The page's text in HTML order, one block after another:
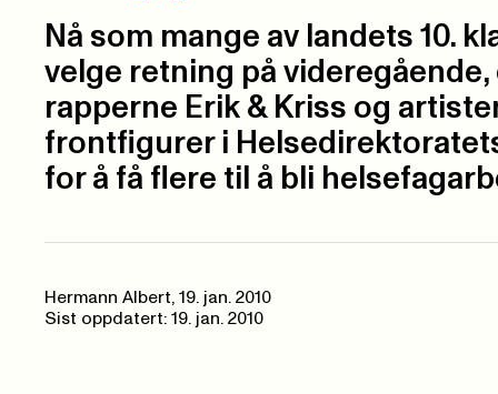
Nå som mange av landets 10.
velge retning på videregående,
rapperne Erik & Kriss og
frontfigurer i
for å få flere til å bli
Hermann Albert, 19. jan. 2010
Sist oppdatert: 19. jan. 2010